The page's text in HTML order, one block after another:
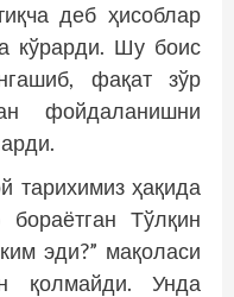
деб ҳисоблар
кўрарди. Шу боис
фақат зўр
фойдаланишни
тарихимиз ҳақида
Тўлқин
эди?” мақоласи
қолмайди. Унда